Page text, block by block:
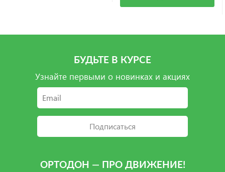
БУДЬТЕ В КУРСЕ
Узнайте первыми о новинках и акциях
Подписаться
ОРТОДОН — ПРО ДВИЖЕНИЕ!